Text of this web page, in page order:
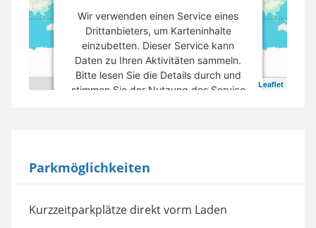
Leaflet
Wir verwenden einen Service eines
Drittanbieters, um Karteninhalte
einzubetten. Dieser Service kann
Daten zu Ihren Aktivitäten sammeln.
Bitte lesen Sie die Details durch und
stimmen Sie der Nutzung des Service
powered by Usercentrics Consent
Parkmöglichkeiten
Kurzzeitparkplätze direkt vorm Laden